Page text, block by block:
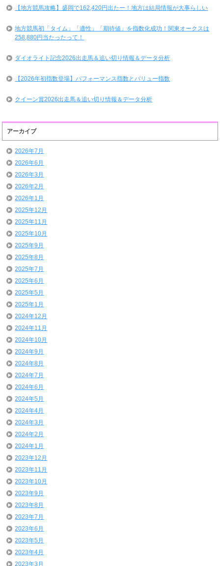
【地方競馬攻略】盛岡で162,420円出たー！地方は結局情報が大事らしい
地方競馬初「タイム」「適性」「期待値」を指数化成功！関東オークスは
258,880円当たったって！
ダイオライト記念2026出走馬＆追い切り情報＆データ分析
【2026年初指数登場】パフォーマンス指数とバリュー指数
クイーン賞2026出走馬＆追い切り情報＆データ分析
アーカイブ
2026年7月
2026年6月
2026年3月
2026年2月
2026年1月
2025年12月
2025年11月
2025年10月
2025年9月
2025年8月
2025年7月
2025年6月
2025年5月
2025年1月
2024年12月
2024年11月
2024年10月
2024年9月
2024年8月
2024年7月
2024年6月
2024年5月
2024年4月
2024年3月
2024年2月
2024年1月
2023年12月
2023年11月
2023年10月
2023年9月
2023年8月
2023年7月
2023年6月
2023年5月
2023年4月
2023年3月